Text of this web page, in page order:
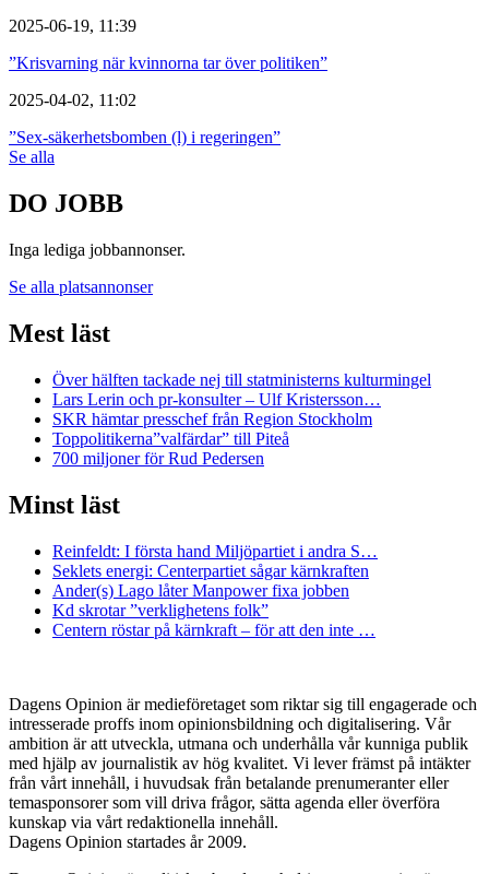
2025-06-19, 11:39
”Krisvarning när kvinnorna tar över politiken”
2025-04-02, 11:02
”Sex-säkerhetsbomben (l) i regeringen”
Se alla
DO JOBB
Inga lediga jobbannonser.
Se alla platsannonser
Mest läst
Över hälften tackade nej till statministerns kulturmingel
Lars Lerin och pr-konsulter – Ulf Kristersson…
SKR hämtar presschef från Region Stockholm
Toppolitikerna”valfärdar” till Piteå
700 miljoner för Rud Pedersen
Minst läst
Reinfeldt: I första hand Miljöpartiet i andra S…
Seklets energi: Centerpartiet sågar kärnkraften
Ander(s) Lago låter Manpower fixa jobben
Kd skrotar ”verklighetens folk”
Centern röstar på kärnkraft – för att den inte …
Dagens Opinion är medieföretaget som riktar sig till engagerade och
intresserade proffs inom opinionsbildning och digitalisering. Vår
ambition är att utveckla, utmana och underhålla vår kunniga publik
med hjälp av journalistik av hög kvalitet. Vi lever främst på intäkter
från vårt innehåll, i huvudsak från betalande prenumeranter eller
temasponsorer som vill driva frågor, sätta agenda eller överföra
kunskap via vårt redaktionella innehåll.
Dagens Opinion startades år 2009.